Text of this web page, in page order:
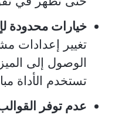
خيارات محدودة
الوصول إلى
تستخدم الأداة
عدم توفر